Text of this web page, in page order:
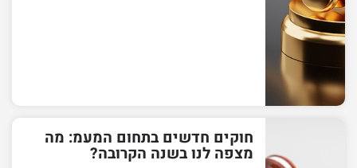
חוקים חדשים בתחום המעמ: מה
מצפה לנו בשנה הקרובה?